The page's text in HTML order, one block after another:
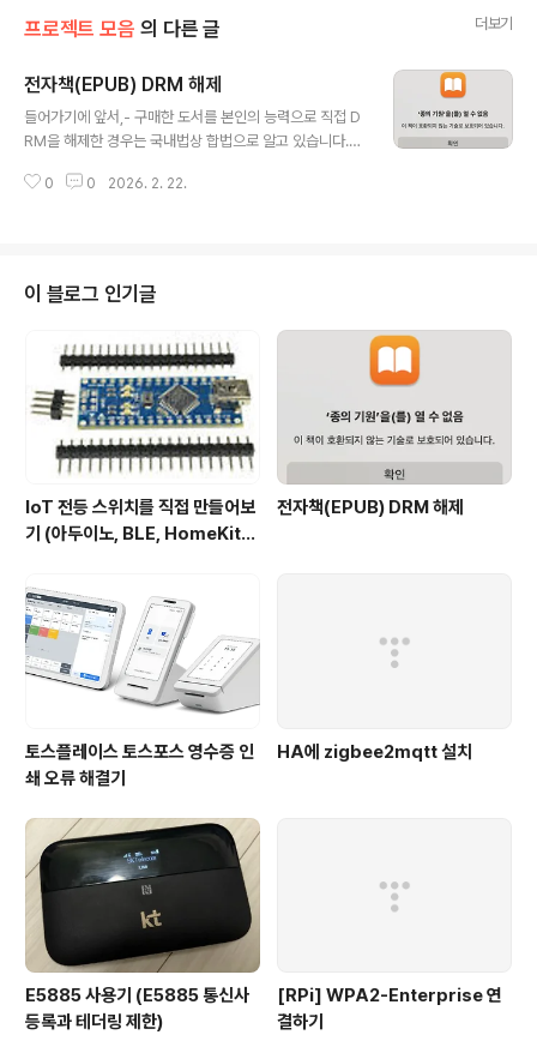
프로젝트 모음 의 다른 글 더보기
전자책(EPUB) DRM 해제
들어가기에 앞서,- 구매한 도서를 본인의 능력으로 직접 D
RM을 해제한 경우는 국내법상 합법으로 알고 있습니다.-
구매가 아닌 대여 도서의 해제도 당연히 불법이겠죠?이 글
는 생각이 들었다.모델명은 물어보지 않았지만, 아마 오닉
스 포크6 인 것 같은데,, 가볍고 생각보다 빠른 화면 전환...
그래서 어떤 제품이 있을까 뒤적이다가, 뜬금없이 epub d
rm 에 꽂혔다.이북리더를 산들, drm 에 묶인 전자책을 전
용 뷰어앱으로만 보고 싶진 않았거든.옛날 옛적에 리디북
스의 DRM 해제에 대한 ..
0 0 2026. 2. 22.
이 블로그 인기글
IoT 전등 스위치를 직접 만들어보
기 (아두이노, BLE, HomeKit) 1
전자책(EPUB) DRM 해제
토스플레이스 토스포스 영수증 인
쇄 오류 해결기
HA에 zigbee2mqtt 설치
E5885 사용기 (E5885 통신사
등록과 테더링 제한)
[RPi] WPA2-Enterprise 연
결하기